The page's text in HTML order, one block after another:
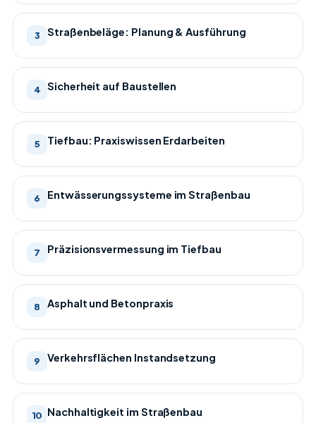
3 Straßenbeläge: Planung & Ausführung
4 Sicherheit auf Baustellen
5 Tiefbau: Praxiswissen Erdarbeiten
6 Entwässerungssysteme im Straßenbau
7 Präzisionsvermessung im Tiefbau
8 Asphalt und Betonpraxis
9 Verkehrsflächen Instandsetzung
10 Nachhaltigkeit im Straßenbau